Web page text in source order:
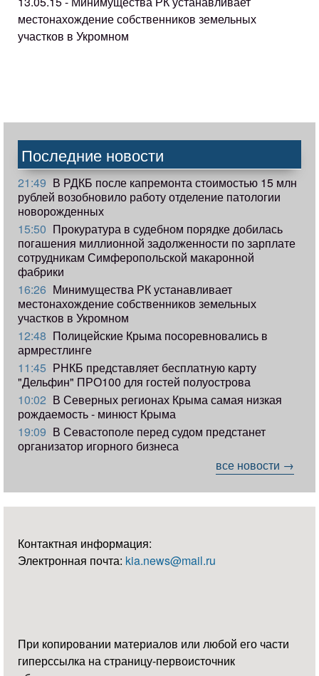
местонахождение собственников земельных
участков в Укромном
Последние новости
21:49 В РДКБ после капремонта стоимостью 15 млн
рублей возобновило работу отделение патологии
новорожденных
15:50 Прокуратура в судебном порядке добилась
погашения миллионной задолженности по зарплате
сотрудникам Симферопольской макаронной
фабрики
16:26 Минимущества РК устанавливает
местонахождение собственников земельных
участков в Укромном
12:48 Полицейские Крыма посоревновались в
армрестлинге
11:45 РНКБ представляет бесплатную карту
"Дельфин" ПРО100 для гостей полуострова
10:02 В Северных регионах Крыма самая низкая
рождаемость - минюст Крыма
19:09 В Севастополе перед судом предстанет
организатор игорного бизнеса
все новости →
Контактная информация:
Электронная почта: kia.news@mail.ru
При копировании материалов или любой его части
гиперссылка на страницу-первоисточник